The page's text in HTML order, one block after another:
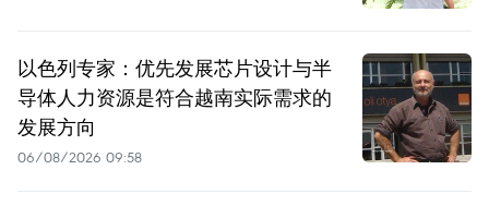
以色列专家：优先发展芯片设计与半
导体人力资源是符合越南实际需求的
发展方向
06/08/2026 09:58